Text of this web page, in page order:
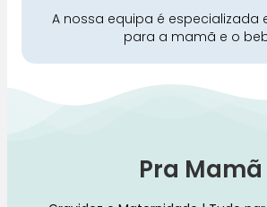
A nossa equipa é especializada
para a mamã e o
Pra Mamã